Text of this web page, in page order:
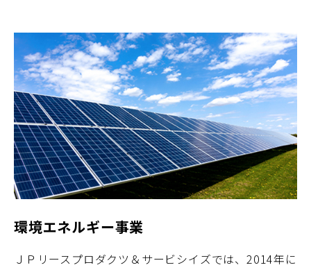
環境エネルギー事業
ＪＰリースプロダクツ＆サービシイズでは、2014年に